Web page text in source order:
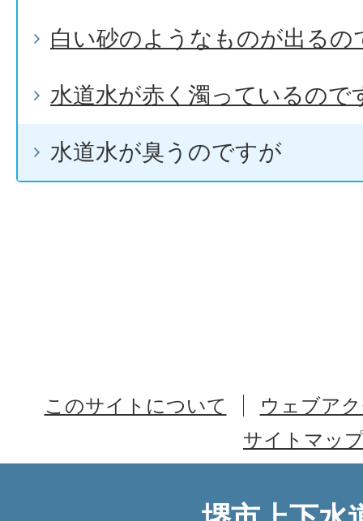
白い砂のようなものが出るの
水道水が赤く濁っているので
水道水が臭うのですが
このサイトについて
ウェブア
サイトマッ